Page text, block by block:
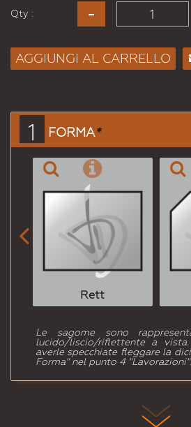
Qty :
AGGIUNGI AL CARRELLO
1 FORMA*
Rett

Le sagome sono
lucido/liscio/riflettente a
averle specchiate fleggare la
Forma" nel punto 4 "Lavorazioni".